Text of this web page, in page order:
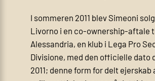
I sommeren 2011 blev Simeoni
Livorno i en co‑ownership‑aftale
Alessandria, en klub i Lega Pro
Divisione, med den officielle dato
2011; denne form for delt ejerskab